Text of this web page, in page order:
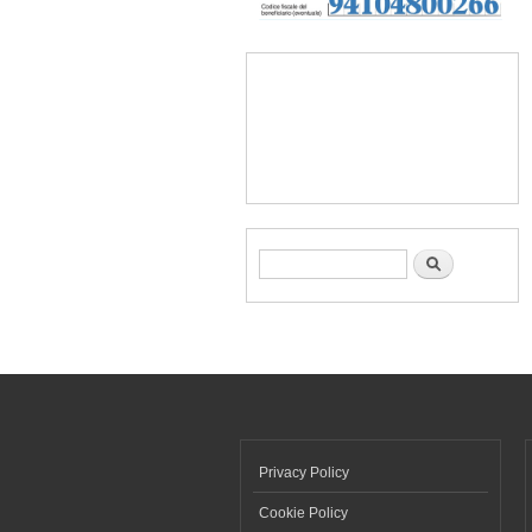
Form di ricerca Cerca
Privacy Policy
Cookie Policy